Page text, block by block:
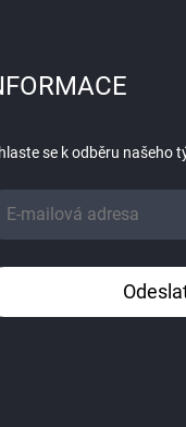
se k odběru našeho